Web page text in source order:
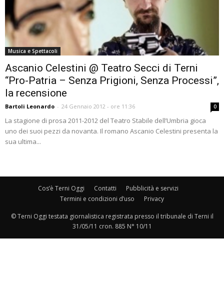
Musica e Spettacoli
Ascanio Celestini @ Teatro Secci di Terni
“Pro-Patria – Senza Prigioni, Senza Processi”,
la recensione
Bartoli Leonardo - 24 Gennaio 2012 - ore 11:36 0
La stagione di prosa 2011-2012 del Teatro Stabile dell’Umbria gioca
uno dei suoi pezzi da novanta. Il romano Ascanio Celestini presenta la
sua ultima...
Cos’è Terni Oggi Contatti
Pubblicità e servizi
Termini e condizioni d’uso
Privacy
© Terni Oggi testata giornalistica registrata presso il tribunale di Terni il
31/05/11 cron. 885 N° 10/11